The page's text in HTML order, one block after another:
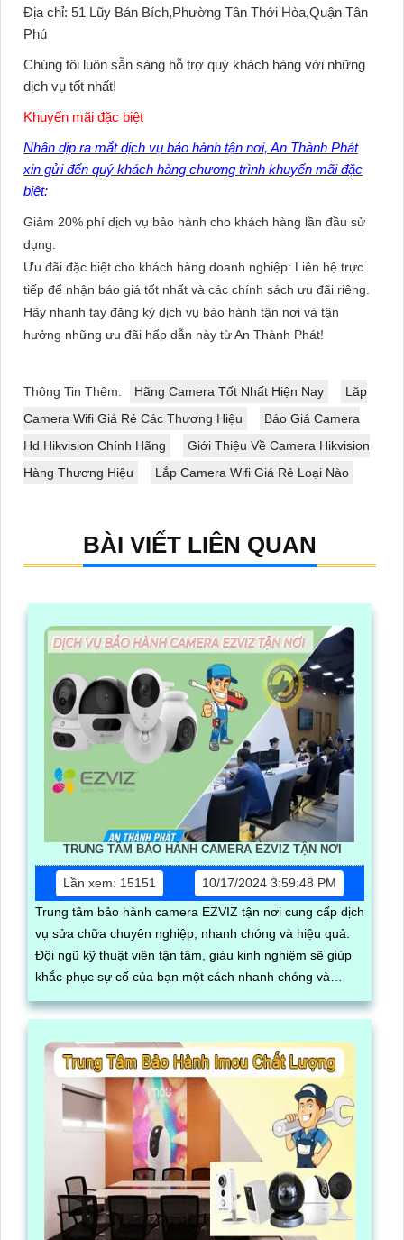
Địa chỉ: 51 Lũy Bán Bích,Phường Tân Thới Hòa,Quận Tân
Phú
Chúng tôi luôn sẵn sàng hỗ trợ quý khách hàng với những
dịch vụ tốt nhất!
Khuyến mãi đặc biệt
Nhân dịp ra mắt dịch vụ bảo hành tận nơi, An Thành Phát
xin gửi đến quý khách hàng chương trình khuyến mãi đặc
biệt:
Giảm 20% phí dịch vụ bảo hành cho khách hàng lần đầu sử
dụng.
Ưu đãi đặc biệt cho khách hàng doanh nghiệp: Liên hệ trực
tiếp để nhận báo giá tốt nhất và các chính sách ưu đãi riêng.
Hãy nhanh tay đăng ký dịch vụ bảo hành tận nơi và tận
hưởng những ưu đãi hấp dẫn này từ An Thành Phát!
Thông Tin Thêm: Hãng Camera Tốt Nhất Hiện Nay
Lăp
Camera Wifi Giá Rẻ Các Thương Hiệu
Báo Giá Camera
Hd Hikvision Chính Hãng
Giới Thiệu Về Camera Hikvision
Hàng Thương Hiệu
Lắp Camera Wifi Giá Rẻ Loại Nào
BÀI VIẾT LIÊN QUAN
TRUNG TÂM BẢO HÀNH CAMERA EZVIZ TẬN NƠI
Lần xem: 15151
10/17/2024 3:59:48 PM
Trung tâm bảo hành camera EZVIZ tận nơi cung cấp dịch
vụ sửa chữa chuyên nghiệp, nhanh chóng và hiệu quả.
Đội ngũ kỹ thuật viên tận tâm, giàu kinh nghiệm sẽ giúp
khắc phục sự cố của bạn một cách nhanh chóng và
chính xác